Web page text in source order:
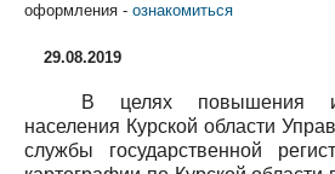
оформления - ознакомиться
29.08.2019
В целях повышения
населения Курской области
службы государственной